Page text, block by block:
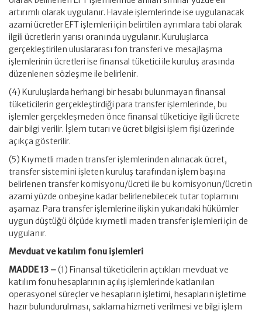
artırımlı olarak uygulanır. Havale işlemlerinde ise uygulanacak
azami ücretler EFT işlemleri için belirtilen ayrımlara tabi olarak
ilgili ücretlerin yarısı oranında uygulanır. Kuruluşlarca
gerçekleştirilen uluslararası fon transferi ve mesajlaşma
işlemlerinin ücretleri ise finansal tüketici ile kuruluş arasında
düzenlenen sözleşme ile belirlenir.
(4) Kuruluşlarda herhangi bir hesabı bulunmayan finansal
tüketicilerin gerçekleştirdiği para transfer işlemlerinde, bu
işlemler gerçekleşmeden önce finansal tüketiciye ilgili ücrete
dair bilgi verilir. İşlem tutarı ve ücret bilgisi işlem fişi üzerinde
açıkça gösterilir.
(5) Kıymetli maden transfer işlemlerinden alınacak ücret,
transfer sistemini işleten kuruluş tarafından işlem başına
belirlenen transfer komisyonu/ücreti ile bu komisyonun/ücretin
azami yüzde onbeşine kadar belirlenebilecek tutar toplamını
aşamaz. Para transfer işlemlerine ilişkin yukarıdaki hükümler
uygun düştüğü ölçüde kıymetli maden transfer işlemleri için de
uygulanır.
Mevduat ve katılım fonu işlemleri
MADDE 13 –(1) Finansal tüketicilerin açtıkları mevduat ve
katılım fonu hesaplarının açılış işlemlerinde katlanılan
operasyonel süreçler ve hesapların işletimi, hesapların işletime
hazır bulundurulması, saklama hizmeti verilmesi ve bilgi işlem